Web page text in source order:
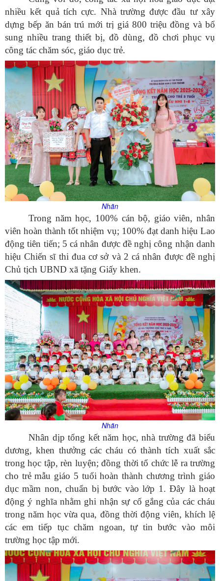
nhiều kết quả tích cực. Nhà trường được đầu tư xây
dựng bếp ăn bán trú mới trị giá 800 triệu đồng và bổ
sung nhiều trang thiết bị, đồ dùng, đồ chơi phục vụ
công tác chăm sóc, giáo dục trẻ.
Nhãn
Trong năm học, 100% cán bộ, giáo viên, nhân
viên hoàn thành tốt nhiệm vụ; 100% đạt danh hiệu Lao
động tiên tiến; 5 cá nhân được đề nghị công nhận danh
hiệu Chiến sĩ thi đua cơ sở và 2 cá nhân được đề nghị
Chủ tịch UBND xã tặng Giấy khen.
Nhãn
Nhân dịp tổng kết năm học, nhà trường đã biểu
dương, khen thưởng các cháu có thành tích xuất sắc
trong học tập, rèn luyện; đồng thời tổ chức lễ ra trường
cho trẻ mẫu giáo 5 tuổi hoàn thành chương trình giáo
dục mầm non, chuẩn bị bước vào lớp 1. Đây là hoạt
động ý nghĩa nhằm ghi nhận sự cố gắng của các cháu
trong năm học vừa qua, đồng thời động viên, khích lệ
các em tiếp tục chăm ngoan, tự tin bước vào môi
trường học tập mới.